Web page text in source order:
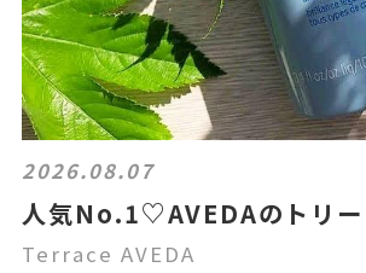
2026.08.07
人気No.1♡AVEDAのトリー
Terrace AVEDA